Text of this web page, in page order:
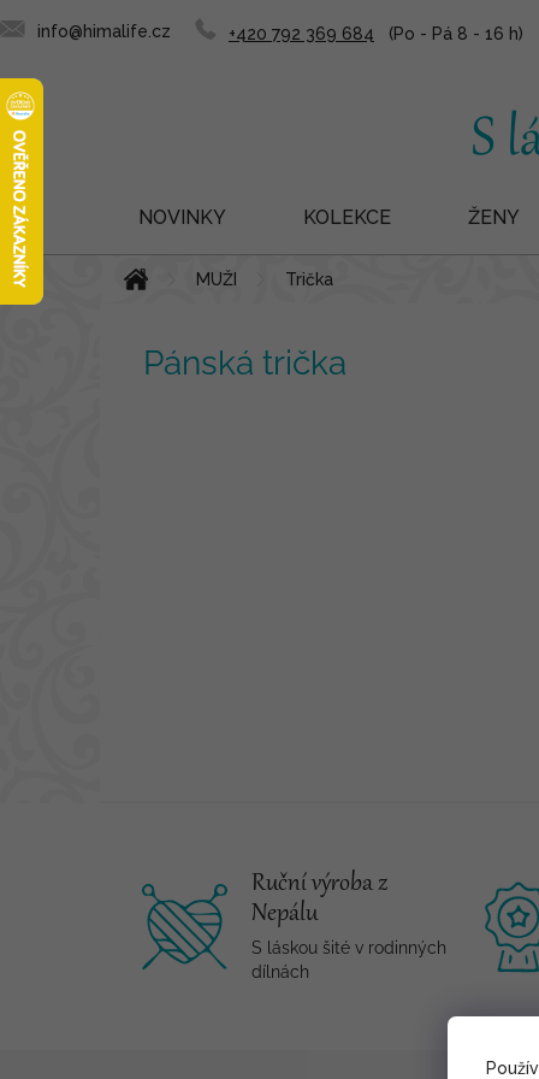
Přejít
na
obsah
+420 792 369 684
info@himalife.cz
NOVINKY KOLEKCE ŽENY
Domů MUŽI Trička
Pánská trička
Ruční výroba z
Nepálu
S láskou šité v rodinných
dílnách